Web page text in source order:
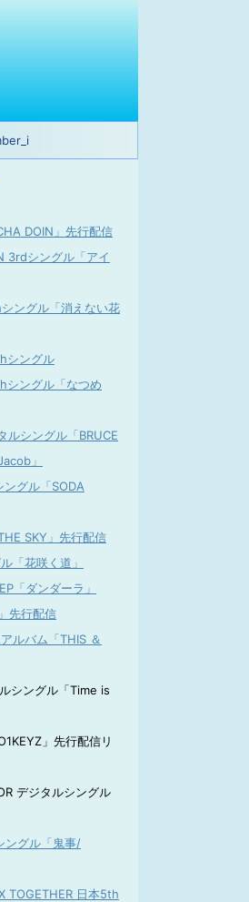
DOIN」先行配信
3rdシングル「アイ
ングル「消えない花
シングル
シングル「なつめ
ルシングル「BRUCE
」
グル「SODA
SKY」先行配信
「花咲く道」
「ダンダーラ」
先行配信
ルバム「THIS ＆
シングル「Time is
」先行配信リ
デジタルシングル
ングル「鬼事/
TOGETHER 日本5th